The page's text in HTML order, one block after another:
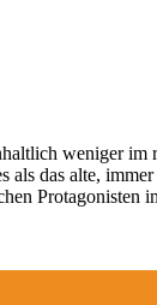
weniger im
als das alte,
Protagonisten